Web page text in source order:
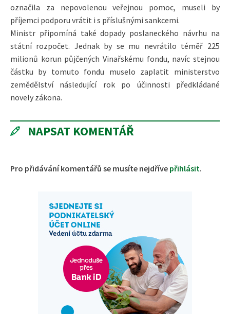
označila za nepovolenou veřejnou pomoc, museli by
příjemci podporu vrátit i s příslušnými sankcemi.
Ministr připomíná také dopady poslaneckého návrhu na
státní rozpočet. Jednak by se mu nevrátilo téměř 225
milionů korun půjčených Vinařskému fondu, navíc stejnou
částku by tomuto fondu muselo zaplatit ministerstvo
zemědělství následující rok po účinnosti předkládané
novely zákona.
NAPSAT KOMENTÁŘ
Pro přidávání komentářů se musíte nejdříve přihlásit.